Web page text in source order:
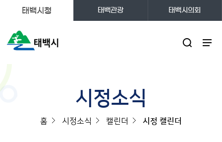
태백시청 태백관광 태백시의회
시정소식
홈 시정소식 캘린더 시정 캘린더